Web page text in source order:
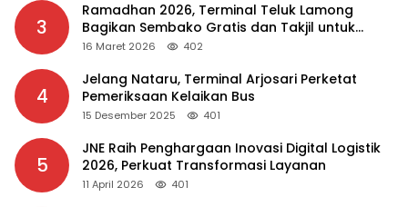
3
Ramadhan 2026, Terminal Teluk Lamong
Bagikan Sembako Gratis dan Takjil untuk
Masyarakat
16 Maret 2026 402
4
Jelang Nataru, Terminal Arjosari Perketat
Pemeriksaan Kelaikan Bus
15 Desember 2025 401
5
JNE Raih Penghargaan Inovasi Digital Logistik
2026, Perkuat Transformasi Layanan
11 April 2026 401